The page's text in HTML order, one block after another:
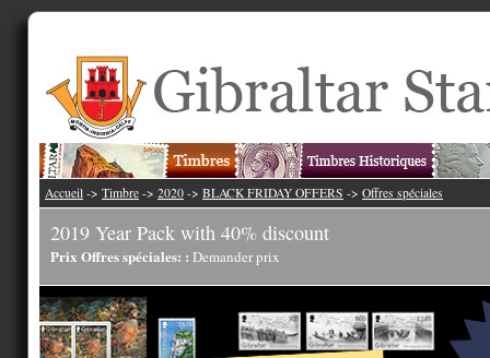
Accueil -> Timbre -> 2020 -> BLACK FRIDAY OFFERS -> Offres spéciales
2019 Year Pack with 40% discount
Prix Offres spéciales: : Demander prix